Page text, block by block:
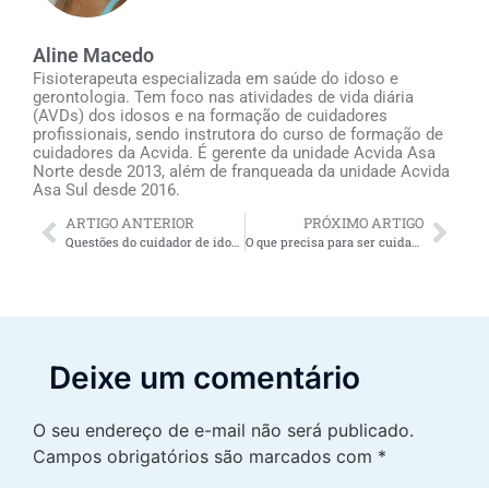
Aline Macedo
Fisioterapeuta especializada em saúde do idoso e
gerontologia. Tem foco nas atividades de vida diária
(AVDs) dos idosos e na formação de cuidadores
profissionais, sendo instrutora do curso de formação de
cuidadores da Acvida. É gerente da unidade Acvida Asa
Norte desde 2013, além de franqueada da unidade Acvida
Asa Sul desde 2016.
ARTIGO ANTERIOR
Questões do cuidador de idosos: o que você precisa saber
PRÓXIMO ARTIGO
O que precisa para ser cuidadora de idosos? Descubra aqui
Deixe um comentário
O seu endereço de e-mail não será publicado.
Campos obrigatórios são marcados com *